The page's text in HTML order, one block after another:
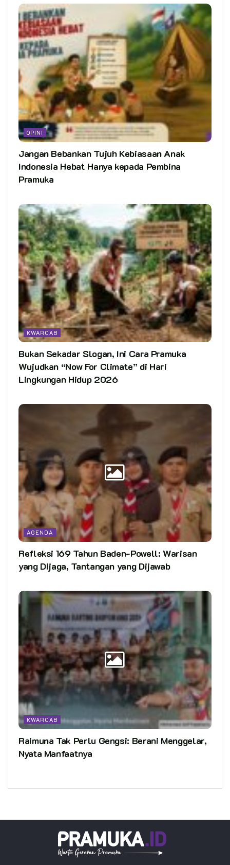
OPINI
Jangan Bebankan Tujuh Kebiasaan Anak
Indonesia Hebat Hanya kepada Pembina
Pramuka
KWARCAB
Bukan Sekadar Slogan, Ini Cara Pramuka
Wujudkan “Now For Climate” di Hari
Lingkungan Hidup 2026
AGENDA
Refleksi 169 Tahun Baden-Powell: Warisan
yang Dijaga, Tantangan yang Dijawab
KWARCAB
Raimuna Tak Perlu Gengsi: Berani Menggelar,
Nyata Manfaatnya